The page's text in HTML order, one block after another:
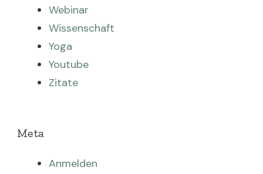
Webinar
Wissenschaft
Yoga
Youtube
Zitate
Meta
Anmelden